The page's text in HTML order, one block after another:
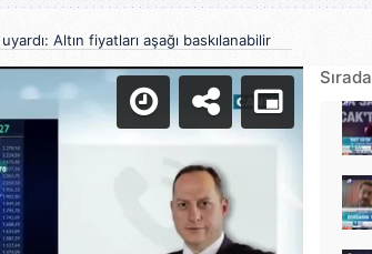
uyardı: Altın fiyatları aşağı baskılanabilir